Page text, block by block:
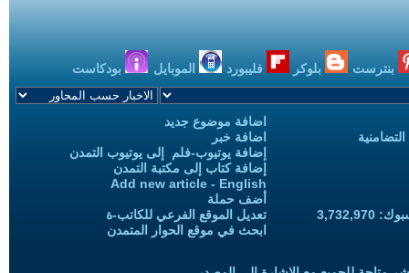
بنترست بلوكر فليبورد الموبايل بودكاست
اضافة موضوع جديد
اضافة خبر
إضافة يوتيوب-فلم إلى يوتيوب التمدن
إضافة كتاب إلى مكتبة التمدن
Add new article - English
أضف حملة
تعديل الموقع الفرعي للكاتب-ة
ابحث في موقع الحوار المتمدن